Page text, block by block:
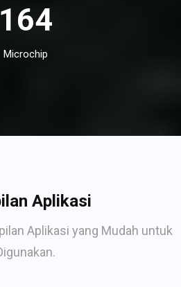
164
Microchip
Aplikasi
Aplikasi yang Mudah untuk